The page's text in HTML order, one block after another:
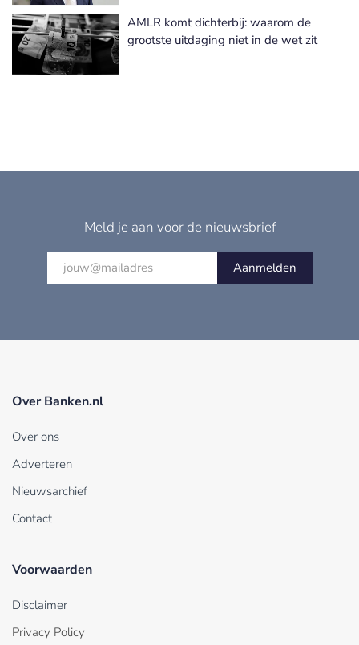
AMLR komt dichterbij: waarom de
grootste uitdaging niet in de wet zit
Meld je aan voor de nieuwsbrief
Aanmelden
Over Banken.nl
Over ons
Adverteren
Nieuwsarchief
Contact
Voorwaarden
Disclaimer
Privacy Policy